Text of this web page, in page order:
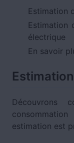
Estimation
Estimation
électrique
En savoir
Découvrons
estimation est